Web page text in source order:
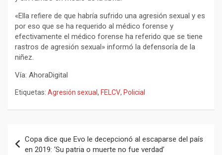
«Ella refiere de que habría sufrido una agresión sexual y es
por eso que se ha requerido al médico forense y
efectivamente el médico forense ha referido que se tiene
rastros de agresión sexual» informó la defensoría de la
niñez.
Vía: AhoraDigital
Etiquetas: Agresión sexual , FELCV, Policial
de
Copa dice que Evo le decepcionó al escaparse del país
en 2019: ‘Su patria o muerte no fue verdad’